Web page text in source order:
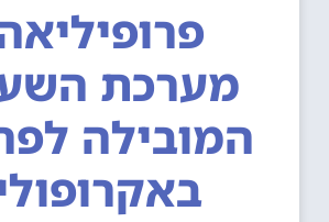
פרופיליאה –
מערכת
המובילה
באקרופוליס